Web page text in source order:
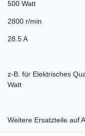
500 Watt
2800 r/min
28.5 A
z-B. für Elektrisches
Watt
Weitere Ersatzteile auf